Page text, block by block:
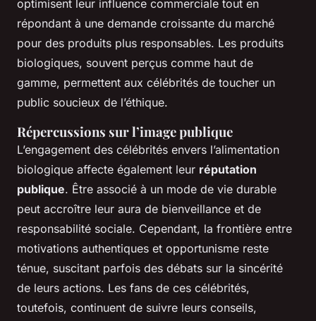
optimisent leur influence commerciale tout en
répondant à une demande croissante du marché
pour des produits plus responsables. Les produits
biologiques, souvent perçus comme haut de
gamme, permettent aux célébrités de toucher un
public soucieux de l’éthique.
Répercussions sur l’image publique
L’engagement des célébrités envers l’alimentation
biologique affecte également leur réputation
publique. Être associé à un mode de vie durable
peut accroître leur aura de bienveillance et de
responsabilité sociale. Cependant, la frontière entre
motivations authentiques et opportunisme reste
ténue, suscitant parfois des débats sur la sincérité
de leurs actions. Les fans de ces célébrités,
toutefois, continuent de suivre leurs conseils,